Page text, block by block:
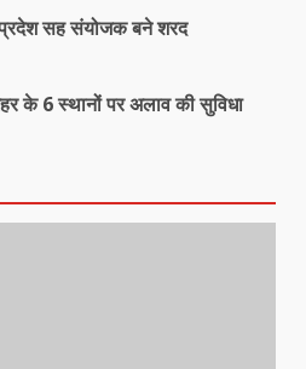
सह संयोजक बने शरद
के 6 स्थानों पर अलाव की सुविधा